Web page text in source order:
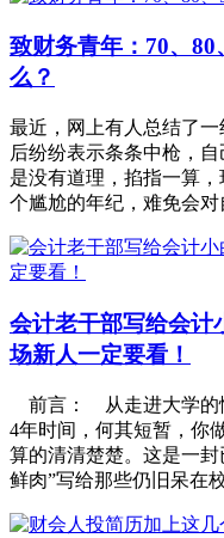
致财务青年：70、
么？
最近，网上有人总结了一
后纷纷表示条条中枪，
是没有道理，掐指一算
个尴尬的年纪，难免会对
会计老干部写给会计
场新人一定要看！
前言： 从走进大学的
4年时间，何其短暂，你
算的清清楚楚。这是一
鲜肉”写给那些仍旧呆在